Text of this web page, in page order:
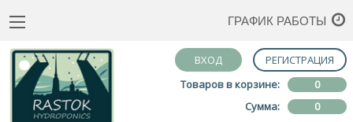
ГРАФИК РАБОТЫ
ВХОД
РЕГИСТРАЦИЯ
Товаров в корзине:
0
Сумма:
0